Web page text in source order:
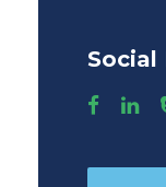
Social